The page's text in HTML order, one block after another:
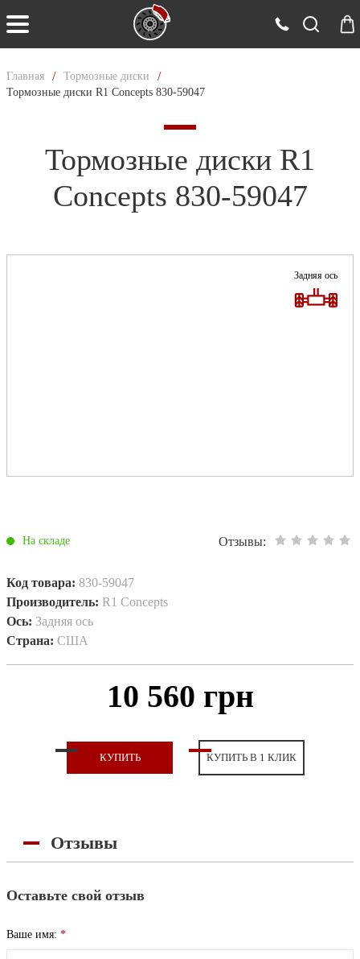
Главная / Тормозные диски /
Тормозные диски R1 Concepts 830-59047
Тормозные диски R1
Concepts 830-59047
Задняя ось
На складе Отзывы:
Код товара: 830-59047
Производитель: R1 Concepts
Ось: Задняя ось
Страна: США
10 560 грн
КУПИТЬ КУПИТЬ В 1 КЛИК
Отзывы
Оставьте свой отзыв
Ваше имя: *